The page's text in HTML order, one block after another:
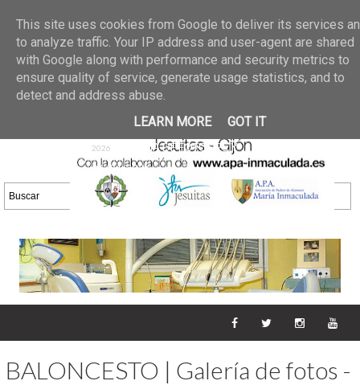
02 jun 2026
GALERIA DE FOTOS
30/05/2026
25 may 2026
GALERIA
DE FOTOS 23/05/2026
20 may
2026
GALERIA DE FOTOS
16/05/2026
DE FOTOS 09/05/2026
28 abr
2026
GALERIA DE FOTOS 25 Y
26/04/2026
BALONCESTO | Galería de fotos -
This site uses cookies from Google to deliver its services
to analyze traffic. Your IP address and user-agent are shared
with Google along with performance and security metrics to
ensure quality of service, generate usage statistics, and to
detect and address abuse.
LEARN MORE
GOT IT